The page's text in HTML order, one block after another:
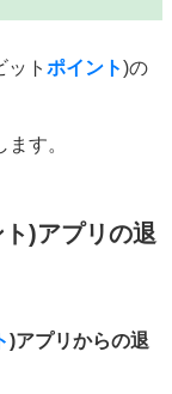
ット ポイント)の
す。
)アプリの退
)アプリからの退